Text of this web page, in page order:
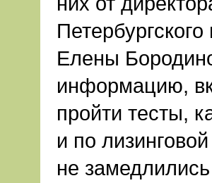
Елены
информацию,
пройти тесты,
и по
не